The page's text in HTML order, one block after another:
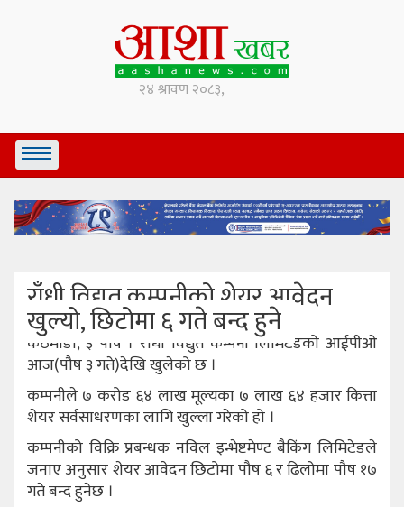
राँधी विद्युत कम्पनीको शेयर आवेदन
खुल्यो, छिटोमा ६ गते बन्द हुने
कठमाडौं, ३ पौष । राँधी विद्युत कम्पनी लिमिटेडको आईपीओ
आज(पौष ३ गते)देखि खुलेको छ ।
कम्पनीले ७ करोड ६४ लाख मूल्यका ७ लाख ६४ हजार कित्ता
शेयर सर्वसाधरणका लागि खुल्ला गरेको हो ।
कम्पनीको विक्रि प्रबन्धक नविल इन्भेष्टमेण्ट बैकिंग लिमिटेडले
जनाए अनुसार शेयर आवेदन छिटोमा पौष ६ र ढिलोमा पौष १७
गते बन्द हुनेछ ।